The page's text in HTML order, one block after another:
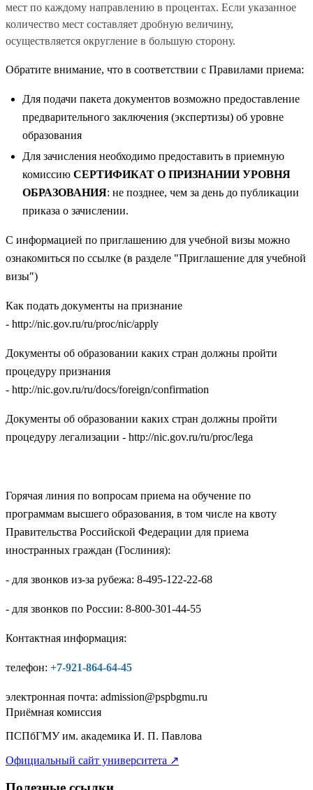
мест по каждому направлению в процентах. Если указанное
количество мест составляет дробную величину,
осуществляется округление в большую сторону.
Обратите внимание, что в соответствии с Правилами приема:
Для подачи пакета документов возможно предоставление
предварительного заключения (экспертизы) об уровне
образования
Для зачисления необходимо предоставить в приемную
комиссию СЕРТИФИКАТ О ПРИЗНАНИИ УРОВНЯ
ОБРАЗОВАНИЯ: не позднее, чем за день до публикации
приказа о зачислении.
С информацией по приглашению для учебной визы можно
ознакомиться по ссылке (в разделе "Приглашение для учебной
визы")
Как подать документы на признание
- http://nic.gov.ru/ru/proc/nic/apply
Документы об образовании каких стран должны пройти
процедуру признания
- http://nic.gov.ru/ru/docs/foreign/confirmation
Документы об образовании каких стран должны пройти
процедуру легализации - http://nic.gov.ru/ru/proc/lega
Горячая линия по вопросам приема на обучение по
программам высшего образования, в том числе на квоту
Правительства Российской Федерации для приема
иностранных граждан (Гослиния):
- для звонков из-за рубежа: 8-495-122-22-68
- для звонков по России: 8-800-301-44-55
Контактная информация:
телефон: +7-921-864-64-45
электронная почта: admission@pspbgmu.ru
Приёмная комиссия
ПСПбГМУ им. академика И. П. Павлова
Официальный сайт университета ↗